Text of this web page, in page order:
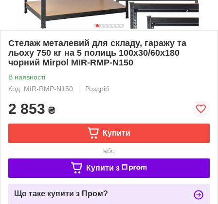
Стелаж металевий для складу, гаражу та
льоху 750 кг на 5 полиць 100x30/60x180
чорний Mirpol MIR-RMP-N150
В наявності
Код: MIR-RMP-N150
Роздріб
2 853 ₴
Купити
або
Купити з
Що таке купити з Пром?